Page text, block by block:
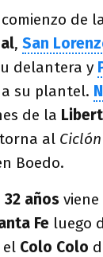
de
, San
delantera y
su plantel.
de la
al Ciclón
Boedo.
32 años
Fe luego
el Colo Colo